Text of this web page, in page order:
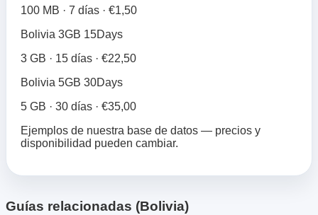
100 MB · 7 días · €1,50
Bolivia 3GB 15Days
3 GB · 15 días · €22,50
Bolivia 5GB 30Days
5 GB · 30 días · €35,00
Ejemplos de nuestra base de datos — precios y
disponibilidad pueden cambiar.
Guías relacionadas (Bolivia)